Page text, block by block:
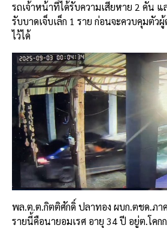
รถเจ้าหน้าที่ได้รับความเสียหาย 2 คัน แ
รับบาดเจ็บเล็ก 1 ราย ก่อนจะควบคุมตัวผู้
ไว้ได้
พล.ต.ต.กิตติศักดิ์ ปลาทอง ผบก.ตชด.ภา
รายนี้คือนายอมเรศ อายุ 34 ปี อยู่ต.โคก